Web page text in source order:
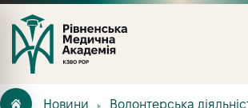
Новини Волонтерська